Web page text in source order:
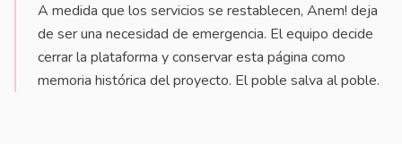
A medida que los servicios se restablecen, Anem! deja
de ser una necesidad de emergencia. El equipo decide
cerrar la plataforma y conservar esta página como
memoria histórica del proyecto. El poble salva al poble.